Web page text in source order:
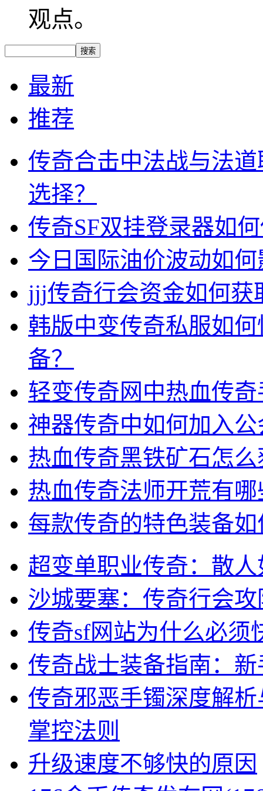
观点。
最新
推荐
传奇合击中法战与法
选择？
传奇SF双挂登录器如
今日国际油价波动如
jjj传奇行会资金如何获
韩版中变传奇私服如
备？
轻变传奇网中热血传
神器传奇中如何加入公
热血传奇黑铁矿石怎
热血传奇法师开荒有
每款传奇的特色装备
超变单职业传奇：散
沙城要塞：传奇行会
传奇sf网站为什么必须
传奇战士装备指南：
传奇邪恶手镯深度解
掌控法则
升级速度不够快的原因